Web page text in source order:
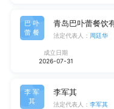
巴卟
蕾餐
青岛巴卟蕾餐饮
法定代表人： 周廷华
成立日期
2026-07-31
李军
其
李军其
法定代表人： 李军其